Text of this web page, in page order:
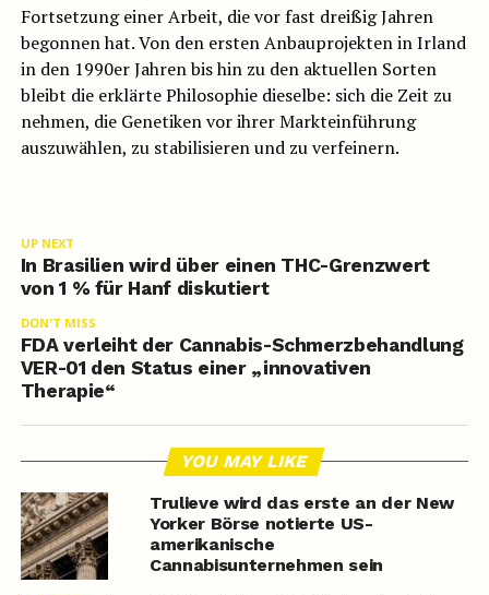
Fortsetzung einer Arbeit, die vor fast dreißig Jahren
begonnen hat. Von den ersten Anbauprojekten in Irland
in den 1990er Jahren bis hin zu den aktuellen Sorten
bleibt die erklärte Philosophie dieselbe: sich die Zeit zu
nehmen, die Genetiken vor ihrer Markteinführung
auszuwählen, zu stabilisieren und zu verfeinern.
UP NEXT
In Brasilien wird über einen THC-Grenzwert
von 1 % für Hanf diskutiert
DON'T MISS
FDA verleiht der Cannabis-Schmerzbehandlung
VER-01 den Status einer „innovativen
Therapie“
YOU MAY LIKE
Trulieve wird das erste an der New
Yorker Börse notierte US-
amerikanische
Cannabisunternehmen sein